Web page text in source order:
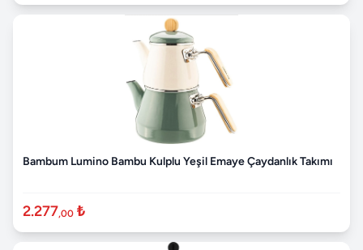
Bambum Lumino Bambu Kulplu Yeşil Emaye Çaydanlık Takımı
2.277,00 ₺